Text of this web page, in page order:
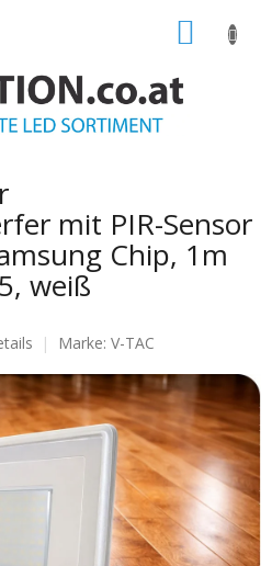
mit PIR-Sensor
Chip, 1m
weiß
Marke: V-TAC